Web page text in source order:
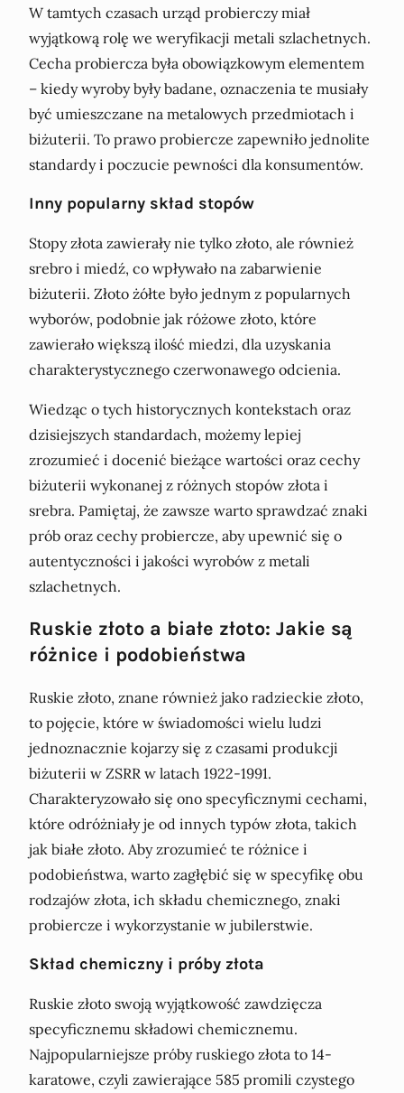
W tamtych czasach urząd probierczy miał
wyjątkową rolę we weryfikacji metali szlachetnych.
Cecha probiercza była obowiązkowym elementem
– kiedy wyroby były badane, oznaczenia te musiały
być umieszczane na metalowych przedmiotach i
biżuterii. To prawo probiercze zapewniło jednolite
standardy i poczucie pewności dla konsumentów.
Inny popularny skład stopów
Stopy złota zawierały nie tylko złoto, ale również
srebro i miedź, co wpływało na zabarwienie
biżuterii. Złoto żółte było jednym z popularnych
wyborów, podobnie jak różowe złoto, które
zawierało większą ilość miedzi, dla uzyskania
charakterystycznego czerwonawego odcienia.
Wiedząc o tych historycznych kontekstach oraz
dzisiejszych standardach, możemy lepiej
zrozumieć i docenić bieżące wartości oraz cechy
biżuterii wykonanej z różnych stopów złota i
srebra. Pamiętaj, że zawsze warto sprawdzać znaki
prób oraz cechy probiercze, aby upewnić się o
autentyczności i jakości wyrobów z metali
szlachetnych.
Ruskie złoto a białe złoto: Jakie są
różnice i podobieństwa
Ruskie złoto, znane również jako radzieckie złoto,
to pojęcie, które w świadomości wielu ludzi
jednoznacznie kojarzy się z czasami produkcji
biżuterii w ZSRR w latach 1922-1991.
Charakteryzowało się ono specyficznymi cechami,
które odróżniały je od innych typów złota, takich
jak białe złoto. Aby zrozumieć te różnice i
podobieństwa, warto zagłębić się w specyfikę obu
rodzajów złota, ich składu chemicznego, znaki
probiercze i wykorzystanie w jubilerstwie.
Skład chemiczny i próby złota
Ruskie złoto swoją wyjątkowość zawdzięcza
specyficznemu składowi chemicznemu.
Najpopularniejsze próby ruskiego złota to 14-
karatowe, czyli zawierające 585 promili czystego